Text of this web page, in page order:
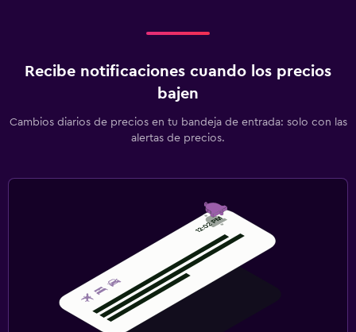
Recibe notificaciones cuando los precios
bajen
Cambios diarios de precios en tu bandeja de entrada: solo con las
alertas de precios.